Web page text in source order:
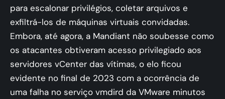
para escalonar privilégios, coletar arquivos e
exfiltrá-los de máquinas virtuais convidadas.
Embora, até agora, a Mandiant não soubesse como
os atacantes obtiveram acesso privilegiado aos
servidores vCenter das vítimas, o elo ficou
evidente no final de 2023 com a ocorrência de
uma falha no serviço vmdird da VMware minutos